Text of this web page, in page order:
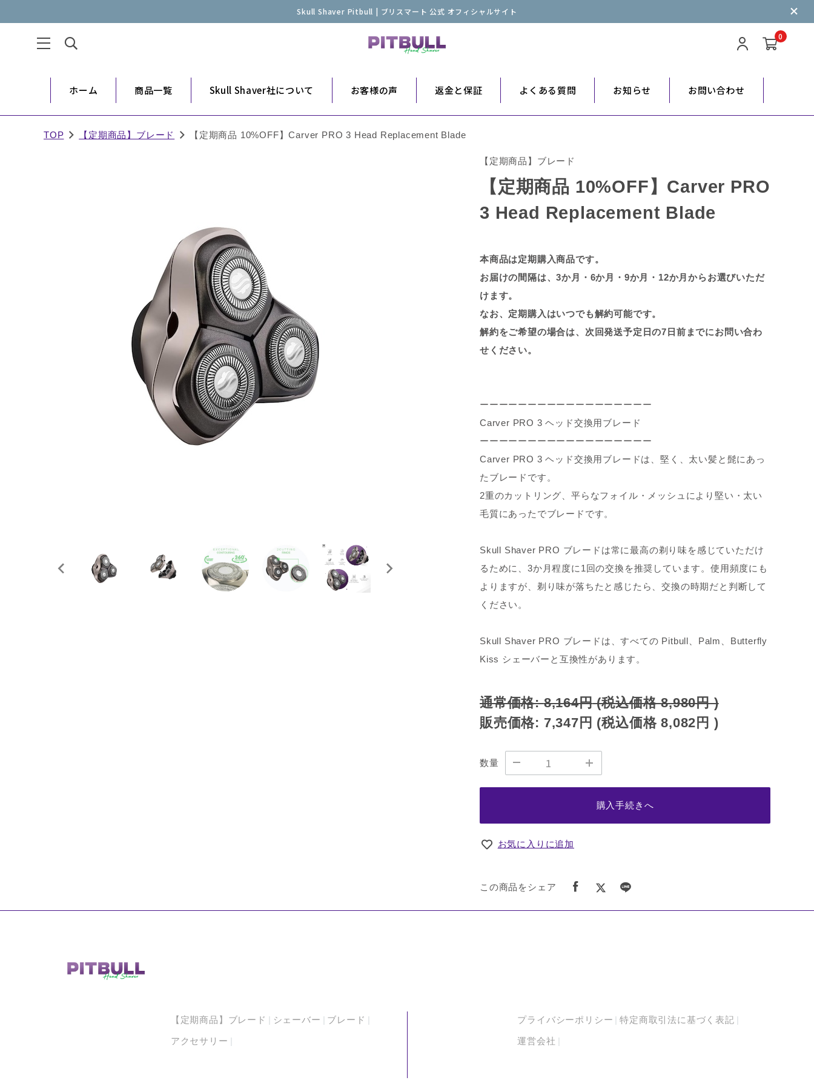
Skull Shaver Pitbull | ブリスマート 公式 オフィシャルサイト
0
ホーム 商品一覧 Skull Shaver社について お客様の声 返金と保証 よくある質問 お知らせ お問い合わせ
TOP 【定期商品】ブレード 【定期商品 10%OFF】Carver PRO 3 Head Replacement Blade
【定期商品】ブレード
【定期商品 10%OFF】Carver PRO
3 Head Replacement Blade
本商品は定期購入商品です。
お届けの間隔は、3か月・6か月・9か月・12か月からお選びいただ
けます。
なお、定期購入はいつでも解約可能です。
解約をご希望の場合は、次回発送予定日の7日前までにお問い合わ
せください。
ーーーーーーーーーーーーーーーーーー
Carver PRO 3 ヘッド交換用ブレード
ーーーーーーーーーーーーーーーーーー
Carver PRO 3 ヘッド交換用ブレードは、堅く、太い髪と髭にあっ
たブレードです。
2重のカットリング、平らなフォイル・メッシュにより堅い・太い
毛質にあったでブレードです。
Skull Shaver PRO ブレードは常に最高の剃り味を感じていただけ
るために、3か月程度に1回の交換を推奨しています。使用頻度にも
よりますが、剃り味が落ちたと感じたら、交換の時期だと判断して
ください。
Skull Shaver PRO ブレードは、すべての Pitbull、Palm、Butterfly
Kiss シェーバーと互換性があります。
通常価格:8,164円(税込価格8,980円)
販売価格: 7,347円 (税込価格8,082円 )
数量
購入手続きへ
お気に入りに追加
この商品をシェア
【定期商品】ブレード シェーバー ブレード
アクセサリー
プライバシーポリシー 特定商取引法に基づく表記
運営会社